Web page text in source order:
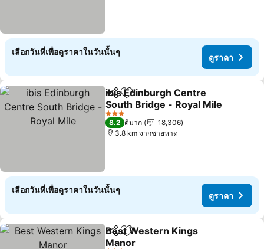
เลือกวันที่เพื่อดูราคาในวันนั้นๆ
ดูราคา
แชร์ เพิ่มในรายการโปรด
ibis Edinburgh Centre
South Bridge - Royal Mile
3 ดาว
8.2 ดีมาก
18,306
3.8 km จากชายหาด
เลือกวันที่เพื่อดูราคาในวันนั้นๆ
ดูราคา
แชร์ เพิ่มในรายการโปรด
Best Western Kings
Manor